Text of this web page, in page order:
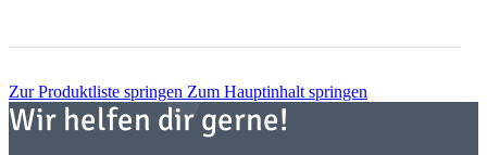
Zur Produktliste springen Zum Hauptinhalt springen
Wir helfen dir gerne!